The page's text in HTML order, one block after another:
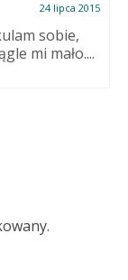
24 lipca 2015
sobie,
mi mało....